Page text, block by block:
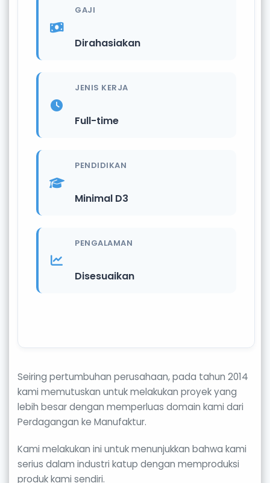
GAJI
Dirahasiakan
JENIS KERJA
Full-time
PENDIDIKAN
Minimal D3
PENGALAMAN
Disesuaikan
Seiring pertumbuhan perusahaan, pada tahun 2014
kami memutuskan untuk melakukan proyek yang
lebih besar dengan memperluas domain kami dari
Perdagangan ke Manufaktur.
Kami melakukan ini untuk menunjukkan bahwa kami
serius dalam industri katup dengan memproduksi
produk kami sendiri.